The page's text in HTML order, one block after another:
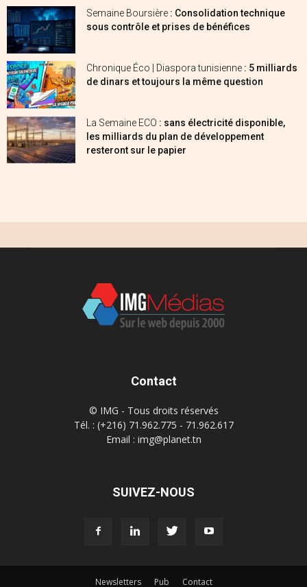
Semaine Boursière : Consolidation technique
sous contrôle et prises de bénéfices
Chronique Éco | Diaspora tunisienne : 5 milliards
de dinars et toujours la même question
La Semaine ECO : sans électricité disponible,
les milliards du plan de développement
resteront sur le papier
Contact
© IMG - Tous droits réservés
Tél. : (+216) 71.962.775 - 71.962.617
Email : img@planet.tn
SUIVEZ-NOUS
Newsletters Pub Contact